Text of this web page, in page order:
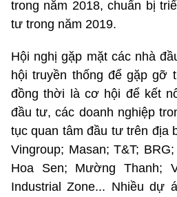
trong năm 2018, chuẩn bị
tư trong năm 2019.
Hội nghị gặp mặt các nhà
hội truyền thống để gặp gỡ
đồng thời là cơ hội để kết
đầu tư, các doanh nghiệp
tục quan tâm đầu tư trên địa
Vingroup; Masan; T&T;
Hoa Sen; Mường Thanh;
Industrial Zone... Nhiều dự